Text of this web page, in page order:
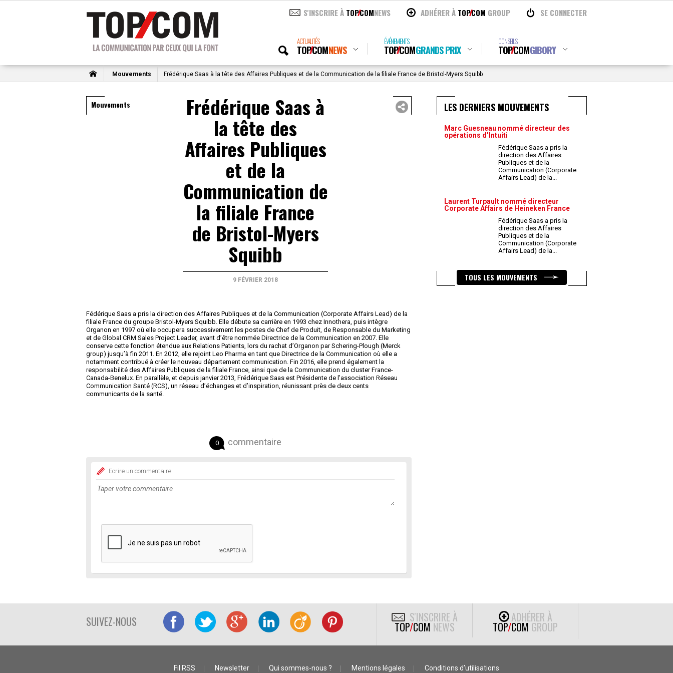
S'INSCRIRE À TOPCOMNEWS ADHÉRER À TOPCOM GROUP SE CONNECTER
ACTUALITÉS
TOPCOMNEWS
ÉVÉNEMENTS
TOPCOMGRANDS PRIX
CONSEILS
TOPCOMGIBORY
Mouvements Frédérique Saas à la tête des Affaires Publiques et de la Communication de la filiale France de Bristol-Myers Squibb
Mouvements Frédérique Saas à
la tête des
Affaires Publiques
et de la
Communication de
la filiale France
de Bristol-Myers
Squibb
9 FÉVRIER 2018
Fédérique Saas a pris la direction des Affaires Publiques et de la Communication (Corporate Affairs Lead) de la
filiale France du groupe Bristol-Myers Squibb. Elle débute sa carrière en 1993 chez Innothera, puis intègre
Organon en 1997 où elle occupera successivement les postes de Chef de Produit, de Responsable du Marketing
et de Global CRM Sales Project Leader, avant d’être nommée Directrice de la Communication en 2007. Elle
conserve cette fonction étendue aux Relations Patients, lors du rachat d’Organon par Schering-Plough (Merck
group) jusqu’à fin 2011. En 2012, elle rejoint Leo Pharma en tant que Directrice de la Communication où elle a
notamment contribué à créer le nouveau département communication. Fin 2016, elle prend également la
responsabilité des Affaires Publiques de la filiale France, ainsi que de la Communication du cluster France-
Canada-Benelux. En parallèle, et depuis janvier 2013, Frédérique Saas est Présidente de l’association Réseau
Communication Santé (RCS), un réseau d’échanges et d’inspiration, réunissant près de deux cents
communicants de la santé.
0 commentaire
Ecrire un commentaire
LES DERNIERS MOUVEMENTS
Marc Guesneau nommé directeur des
opérations d’Intuiti
Fédérique Saas a pris la
direction des Affaires
Publiques et de la
Communication (Corporate
Affairs Lead) de la...
Laurent Turpault nommé directeur
Corporate Affairs de Heineken France
Fédérique Saas a pris la
direction des Affaires
Publiques et de la
Communication (Corporate
Affairs Lead) de la...
TOUS LES MOUVEMENTS
SUIVEZ-NOUS S'INSCRIRE À
TOP/COM NEWS
ADHÉRER À
TOP/COM GROUP
Fil RSS Newsletter Qui sommes-nous ? Mentions légales Conditions d’utilisations